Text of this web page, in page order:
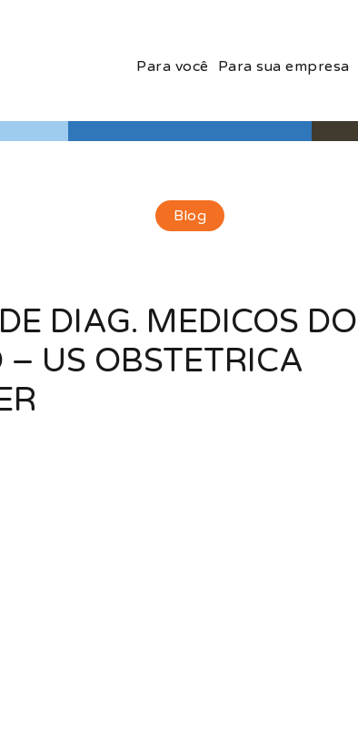
Para você Para sua empresa
Blog
DIAG. MEDICOS DO
US OBSTETRICA